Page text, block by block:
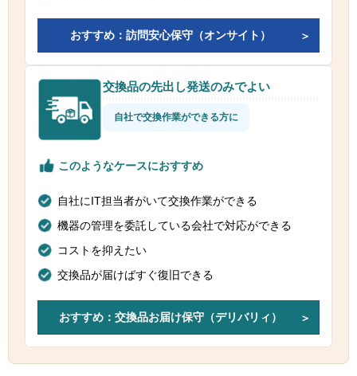
おすすめ：訪問安心保守（オンサイト）
交換品の先出し発送のみでよい
自社で交換作業ができる方に
このようなケースにおすすめ
自社にIT担当者がいて交換作業ができる
機器の管理を委託している会社で対応ができる
コストを抑えたい
交換品が届けばすぐ復旧できる
おすすめ：交換品お届け保守（デリバリィ）